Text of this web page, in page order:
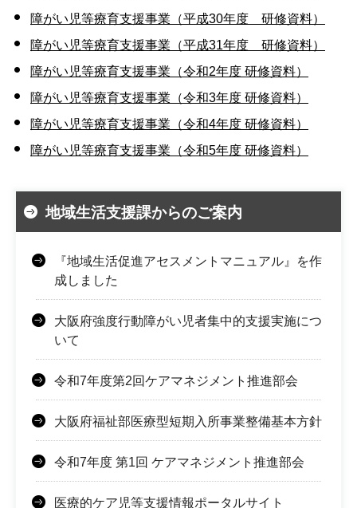
障がい児等療育支援事業（平成30年度 研修資料）
障がい児等療育支援事業（平成31年度 研修資料）
障がい児等療育支援事業（令和2年度 研修資料）
障がい児等療育支援事業（令和3年度 研修資料）
障がい児等療育支援事業（令和4年度 研修資料）
障がい児等療育支援事業（令和5年度 研修資料）
地域生活支援課からのご案内
『地域生活促進アセスメントマニュアル』を作
成しました
大阪府強度行動障がい児者集中的支援実施につ
いて
令和7年度第2回ケアマネジメント推進部会
大阪府福祉部医療型短期入所事業整備基本方針
令和7年度 第1回 ケアマネジメント推進部会
医療的ケア児等支援情報ポータルサイト